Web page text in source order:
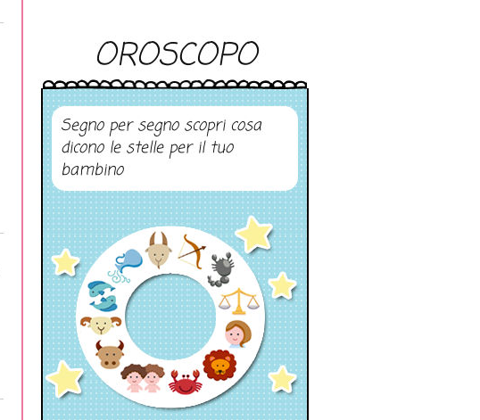
OROSCOPO
Segno per segno scopri cosa
dicono le stelle per il tuo
bambino